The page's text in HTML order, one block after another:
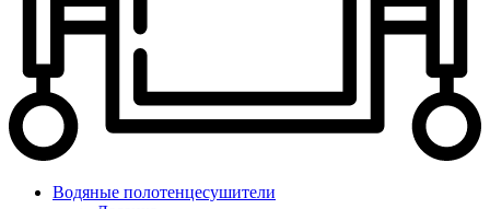
Водяные полотенцесушители